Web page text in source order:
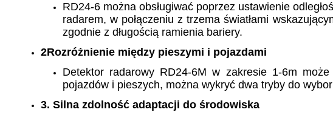
RD24-6 można obsługiwać poprzez ustawienie
radarem, w połączeniu z trzema światłami
zgodnie z długością ramienia bariery.
2Rozróżnienie między pieszymi i pojazdami
Detektor radarowy RD24-6M w zakresie 1-6m
pojazdów i pieszych, można wykryć dwa tryby do
3. Silna zdolność adaptacji do środowiska